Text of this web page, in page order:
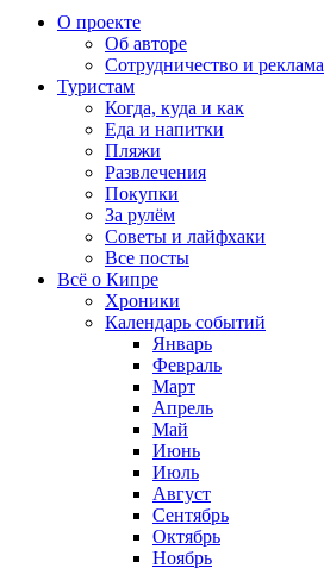
О проекте
Об авторе
Сотрудничество и реклама
Туристам
Когда, куда и как
Еда и напитки
Пляжи
Развлечения
Покупки
За рулём
Советы и лайфхаки
Все посты
Всё о Кипре
Хроники
Календарь событий
Январь
Февраль
Март
Апрель
Май
Июнь
Июль
Август
Сентябрь
Октябрь
Ноябрь